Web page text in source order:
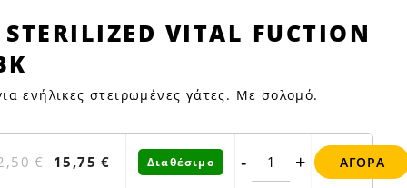
VITAL FUCTION
ενήλικες στειρωμένες γάτες. Με σολομό.
€ 15,75 € Διαθέσιμο - + ΑΓΟΡΆ